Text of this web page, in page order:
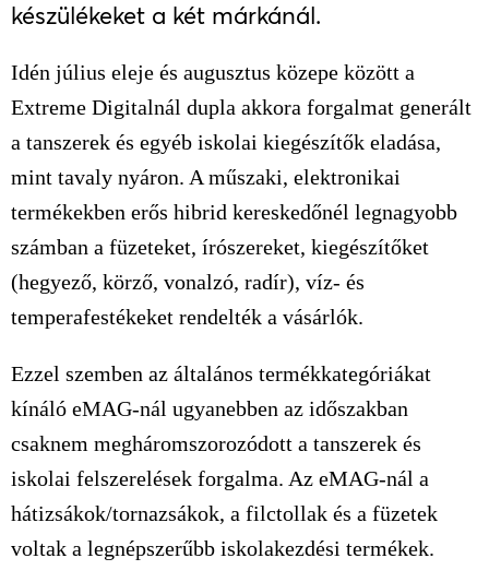
készülékeket a két márkánál.
Idén július eleje és augusztus közepe között a
Extreme Digitalnál dupla akkora forgalmat generált
a tanszerek és egyéb iskolai kiegészítők eladása,
mint tavaly nyáron. A műszaki, elektronikai
termékekben erős hibrid kereskedőnél legnagyobb
számban a füzeteket, írószereket, kiegészítőket
(hegyező, körző, vonalzó, radír), víz- és
temperafestékeket rendelték a vásárlók.
Ezzel szemben az általános termékkategóriákat
kínáló eMAG-nál ugyanebben az időszakban
csaknem megháromszorozódott a tanszerek és
iskolai felszerelések forgalma. Az eMAG-nál a
hátizsákok/tornazsákok, a filctollak és a füzetek
voltak a legnépszerűbb iskolakezdési termékek.